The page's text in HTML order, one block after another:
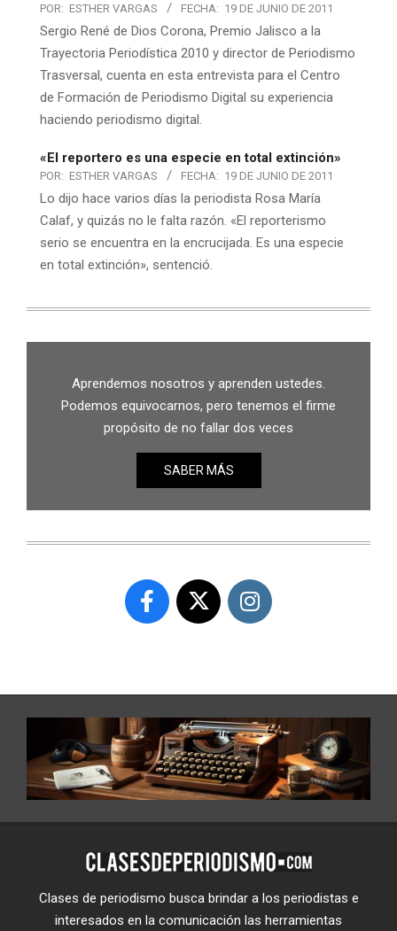
POR: ESTHER VARGAS FECHA: 19 DE JUNIO DE 2011
Sergio René de Dios Corona, Premio Jalisco a la
Trayectoria Periodística 2010 y director de Periodismo
Trasversal, cuenta en esta entrevista para el Centro
de Formación de Periodismo Digital su experiencia
haciendo periodismo digital.
«El reportero es una especie en total extinción»
POR: ESTHER VARGAS FECHA: 19 DE JUNIO DE 2011
Lo dijo hace varios días la periodista Rosa María
Calaf, y quizás no le falta razón. «El reporterismo
serio se encuentra en la encrucijada. Es una especie
en total extinción», sentenció.
Aprendemos nosotros y aprenden ustedes.
Podemos equivocarnos, pero tenemos el firme
propósito de no fallar dos veces
SABER MÁS
Clases de periodismo busca brindar a los periodistas e
interesados en la comunicación las herramientas